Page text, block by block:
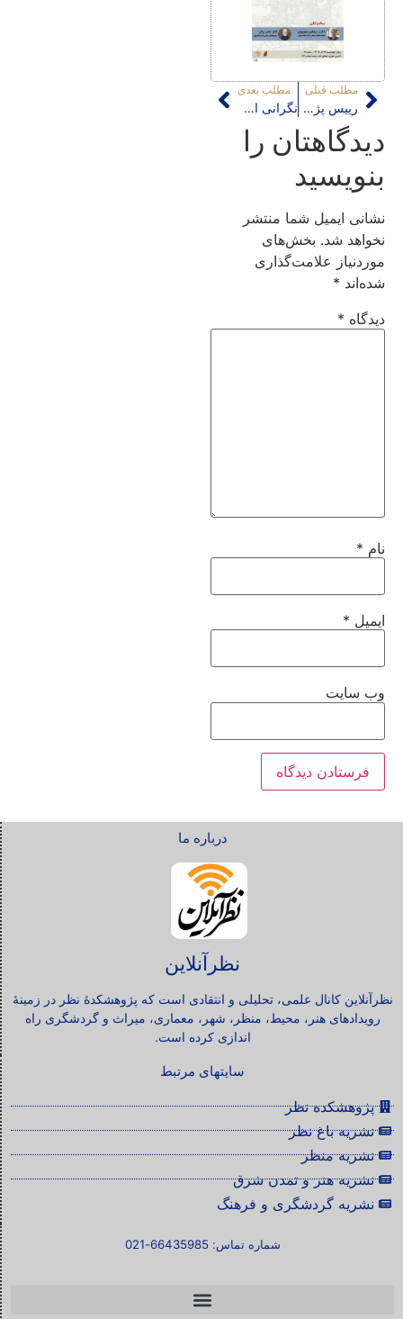
مطلب قبلی
رییس پژوهشکده نظر در صدر فهرست «پژوهشگران پر استناد ISC»
مطلب بعدی
نگرانی اساتید دانشگاه درخصوص تصمیم گیری‌ها درباره طرح جامع تهران؛ منصوری: من اعلام خطر می کنم/ براتی: تمام فرآیندهای شهرسازی بدون حضور مردم باطل است
دیدگاهتان را
بنویسید
نشانی ایمیل شما منتشر
نخواهد شد. بخش‌های
موردنیاز علامت‌گذاری
شده‌اند *
دیدگاه *
نام *
ایمیل *
وب‌ سایت
درباره ما
نظرآنلاین
نظرآنلاین کانال علمی، تحلیلی و انتقادی است که پژوهشکدۀ نظر در زمینۀ
رویدادهای هنر، محیط، منظر، شهر، معماری، میراث و گردشگری راه
اندازی کرده است.
سایتهای مرتبط
پژوهشکده نظر
نشریه باغ نظر
نشریه منظر
نشریه هنر و تمدن شرق
نشریه گردشگری و فرهنگ
شماره تماس: 66435985-021